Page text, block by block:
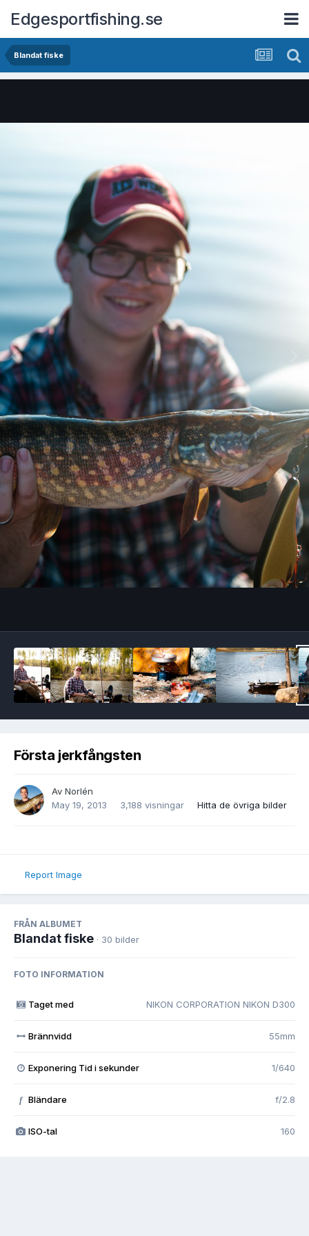
Edgesportfishing.se
Blandat fiske
Första jerkfångsten
Av Norlén
May 19, 2013
3,188 visningar Hitta de övriga bilder
Report Image
FRÅN ALBUMET
Blandat fiske · 30 bilder
FOTO INFORMATION
Taget med NIKON CORPORATION NIKON D300
Brännvidd 55mm
Exponering Tid i sekunder 1/640
f Bländare f/2.8
ISO-tal 160